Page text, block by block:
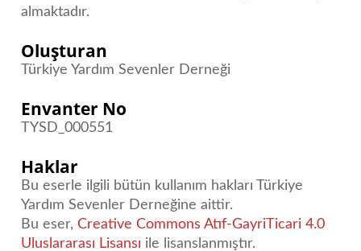
almaktadır.
Oluşturan
Türkiye Yardım Sevenler Derneği
Envanter No
TYSD_000551
Haklar
Bu eserle ilgili bütün kullanım hakları Türkiye
Yardım Sevenler Derneğine aittir.
Bu eser,Creative Commons Atıf-GayriTicari 4.0
Uluslararası Lisansı ile lisanslanmıştır.